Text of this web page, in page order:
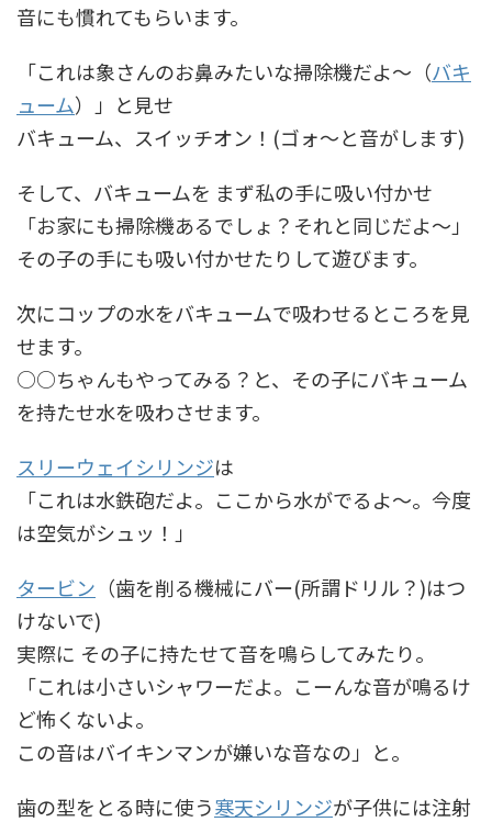
音にも慣れてもらいます。
「これは象さんのお鼻みたいな掃除機だよ～（バキ
ューム）」と見せ
バキューム、スイッチオン！(ゴォ～と音がします)
そして、バキュームを まず私の手に吸い付かせ
「お家にも掃除機あるでしょ？それと同じだよ～」
その子の手にも吸い付かせたりして遊びます。
次にコップの水をバキュームで吸わせるところを見
せます。
○○ちゃんもやってみる？と、その子にバキューム
を持たせ水を吸わさせます。
スリーウェイシリンジは
「これは水鉄砲だよ。ここから水がでるよ～。今度
は空気がシュッ！」
タービン （歯を削る機械にバー(所謂ドリル？)はつ
けないで)
実際に その子に持たせて音を鳴らしてみたり。
「これは小さいシャワーだよ。こーんな音が鳴るけ
ど怖くないよ。
この音はバイキンマンが嫌いな音なの」と。
歯の型をとる時に使う寒天シリンジが子供には注射